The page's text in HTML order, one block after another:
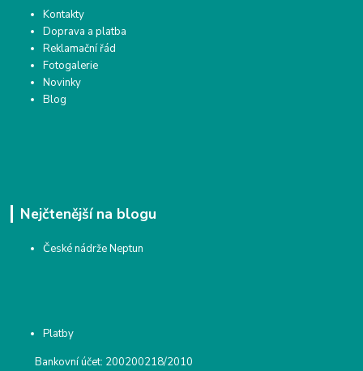
Kontakty
Doprava a platba
Reklamační řád
Fotogalerie
Novinky
Blog
Nejčtenější na blogu
České nádrže Neptun
Platby
Bankovní účet: 200200218/2010